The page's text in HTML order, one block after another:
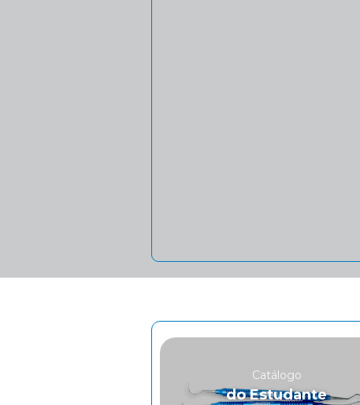
Catálogo
do Estudante